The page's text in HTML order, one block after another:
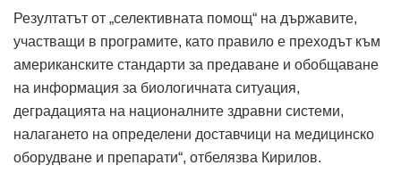
Резултатът от „селективната помощ“ на държавите,
участващи в програмите, като правило е преходът към
американските стандарти за предаване и обобщаване
на информация за биологичната ситуация,
деградацията на националните здравни системи,
налагането на определени доставчици на медицинско
оборудване и препарати“, отбелязва Кирилов.